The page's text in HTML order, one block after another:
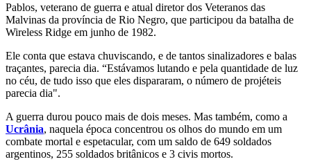
Pablos, veterano de guerra e atual diretor dos Veteranos das
Malvinas da província de Rio Negro, que participou da batalha de
Wireless Ridge em junho de 1982.
Ele conta que estava chuviscando, e de tantos sinalizadores e balas
traçantes, parecia dia. “Estávamos lutando e pela quantidade de luz
no céu, de tudo isso que eles dispararam, o número de projéteis
parecia dia".
A guerra durou pouco mais de dois meses. Mas também, como a
Ucrânia, naquela época concentrou os olhos do mundo em um
combate mortal e espetacular, com um saldo de 649 soldados
argentinos, 255 soldados britânicos e 3 civis mortos.